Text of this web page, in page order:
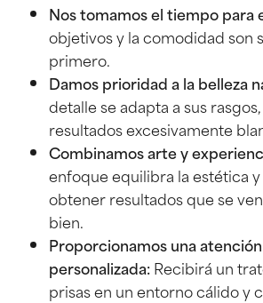
Nos tomamos el tiempo para
objetivos y la comodidad son
primero.
Damos prioridad a la belleza
detalle se adapta a sus
resultados excesivamente
Combinamos arte y
enfoque equilibra la estética
obtener resultados que se
bien.
Proporcionamos una
personalizada:Recibirá un
prisas en un entorno cálido y